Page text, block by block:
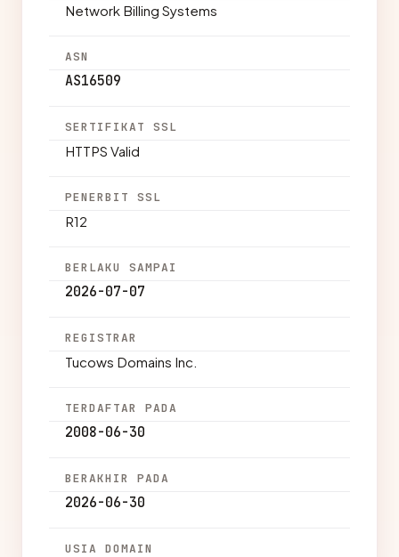
Network Billing Systems
ASN
AS16509
SERTIFIKAT SSL
HTTPS Valid
PENERBIT SSL
R12
BERLAKU SAMPAI
2026-07-07
REGISTRAR
Tucows Domains Inc.
TERDAFTAR PADA
2008-06-30
BERAKHIR PADA
2026-06-30
USIA DOMAIN